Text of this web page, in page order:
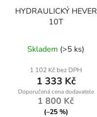
HYDRAULICKÝ HEVER
10T
hodnocení
produktu
je
3,0
z
Skladem (>5 ks)
1 102 Kč bez DPH
1 333 Kč
1 800 Kč
(–25 %)